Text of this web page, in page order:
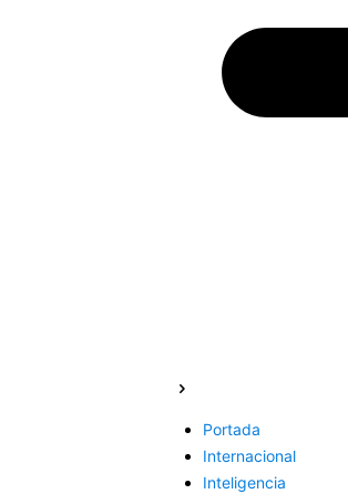
Portada
Internacional
Inteligencia